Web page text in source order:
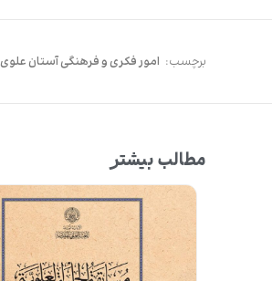
برچسب: امور فکری و فرهنگی آستان علوی
مطالب بیشتر